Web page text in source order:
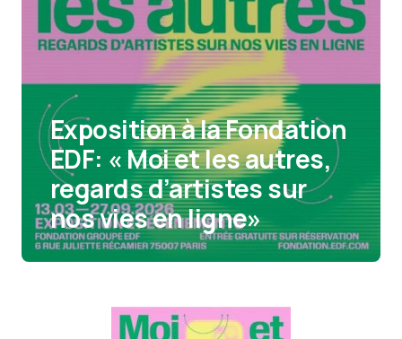
Exposition à la Fondation
EDF: « Moi et les autres,
regards d’artistes sur
nos vies en ligne»